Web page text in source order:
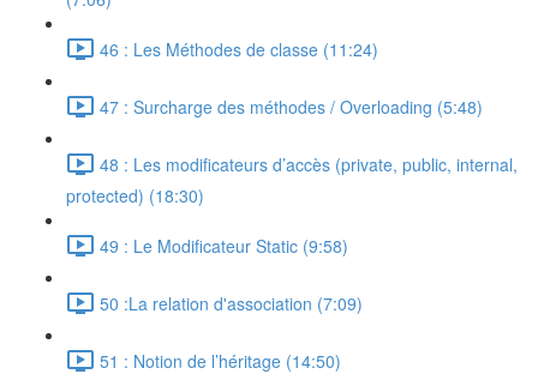
46 : Les Méthodes de classe (11:24)
47 : Surcharge des méthodes / Overloading (5:48)
48 : Les modificateurs d’accès (private, public, internal,
protected) (18:30)
49 : Le Modificateur Static (9:58)
50 :La relation d'association (7:09)
51 : Notion de l’héritage (14:50)